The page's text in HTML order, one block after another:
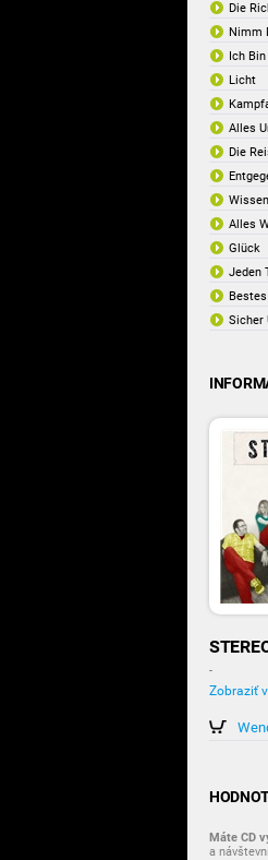
Die
Nimm
Ich
Licht
Alles
Die
Alles
Glück
Jeden
Sicher
-
Zobraziť
Máte CD
a